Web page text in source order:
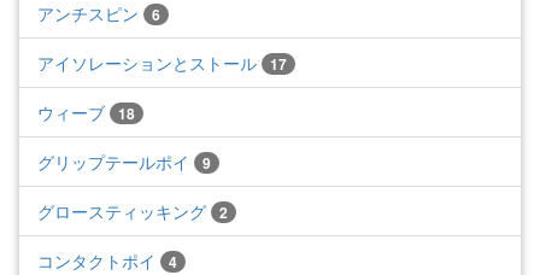
アンチスピン 6
アイソレーションとストール 17
ウィーブ 18
グリップテールポイ 9
グロースティッキング 2
コンタクトポイ 4